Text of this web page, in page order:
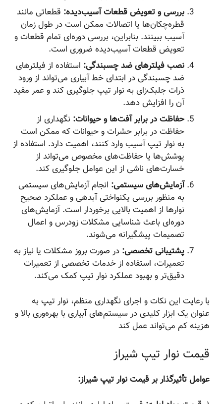
بررسی و تعویض قطعات آسیب‌دیده:قطعاتی مانند
قطره‌چکان‌ها یا اتصالات ممکن است در طول زمان
آسیب ببینند. بنابراین، بررسی دوره‌ای تمام قطعات و
تعویض قطعات آسیب‌دیده ضروری است.
نصب فیلترهای ضد چسبندگی:استفاده از فیلترهای
ضد چسبندگی در ابتدای خط آبیاری می‌تواند از ورود
ذرات جلبک‌زای به نوار تیپ جلوگیری کند و عمر مفید
آن را افزایش دهد.
حفاظت در برابر آفت‌ها و حیوانات:نگهداری از
حفاظت در برابر حشرات و حیوانات که ممکن است
به نوار تیپ آسیب وارد کنند، اهمیت دارد. استفاده از
پوشش‌ها یا حفاظت‌های مخصوص می‌تواند از
خسارت‌های ناشی از این عوامل جلوگیری کند.
آزمایش‌های سیستمی:انجام آزمایش‌های سیستمی
به منظور بررسی یکنواختی آبدهی و عملکرد صحیح
نوارها از اهمیت بالایی برخوردار است. آزمایش‌های
دوره‌ای باعث شناسایی مشکلات زودرس و اعمال
تصمیمات پیشگیرانه می‌شوند.
پشتیبانی تخصصی:در صورت بروز مشکلات یا نیاز به
تعمیرات، استفاده از خدمات تخصصی از تعمیرات
دقیق‌تر و بهبود عملکرد نوار تیپ کمک می‌کند.
با رعایت این نکات و اجرای نگهداری منظم، نوار تیپ به
عنوان یک ابزار کلیدی در سیستم‌های آبیاری با بهره‌وری بالا و
هزینه کم می‌تواند عمل کند
قیمت نوار تیپ شیراز
عوامل تأثیرگذار بر قیمت نوار تیپ شیراز: